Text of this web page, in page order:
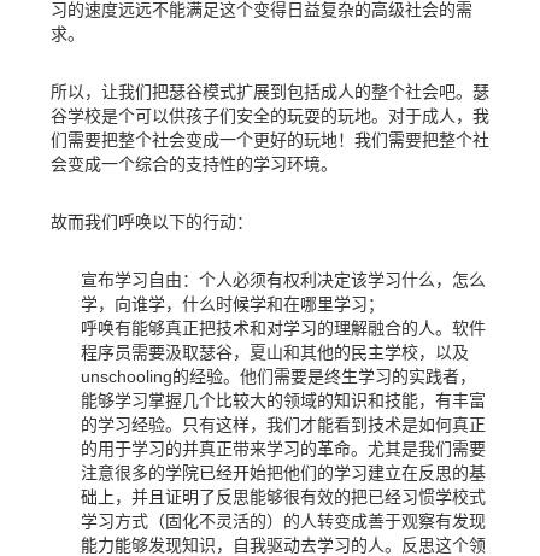
习的速度远远不能满足这个变得日益复杂的高级社会的需
求。
所以，让我们把瑟谷模式扩展到包括成人的整个社会吧。瑟
谷学校是个可以供孩子们安全的玩耍的玩地。对于成人，我
们需要把整个社会变成一个更好的玩地！我们需要把整个社
会变成一个综合的支持性的学习环境。
故而我们呼唤以下的行动：
宣布学习自由：个人必须有权利决定该学习什么，怎么
学，向谁学，什么时候学和在哪里学习；
呼唤有能够真正把技术和对学习的理解融合的人。软件
程序员需要汲取瑟谷，夏山和其他的民主学校，以及
unschooling的经验。他们需要是终生学习的实践者，
能够学习掌握几个比较大的领域的知识和技能，有丰富
的学习经验。只有这样，我们才能看到技术是如何真正
的用于学习的并真正带来学习的革命。尤其是我们需要
注意很多的学院已经开始把他们的学习建立在反思的基
础上，并且证明了反思能够很有效的把已经习惯学校式
学习方式（固化不灵活的）的人转变成善于观察有发现
能力能够发现知识，自我驱动去学习的人。反思这个领